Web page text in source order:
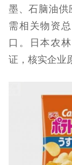
墨、石脑油
需相关物资
口。日本农
证，核实企